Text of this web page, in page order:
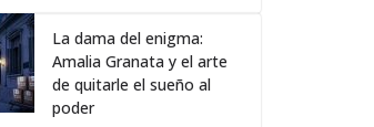
La dama del enigma:
Amalia Granata y el arte
de quitarle el sueño al
poder